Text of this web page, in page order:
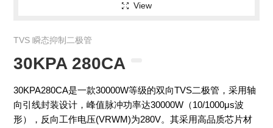
View
TVS 瞬态抑制二极管
30KPA 280CA
30KPA280CA是一款30000W等级的双向TVS二极管，采用轴
向引线封装设计，峰值脉冲功率达30000W（10/1000μs波
形），反向工作电压(VRWM)为280V。其采用高品质芯片材